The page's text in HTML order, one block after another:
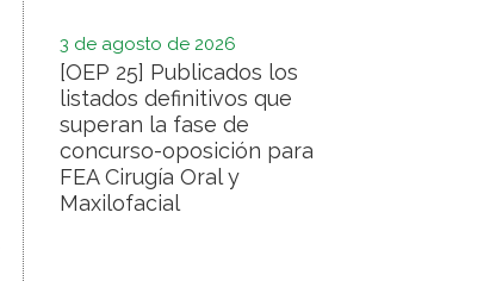
3 de agosto de 2026
[OEP 25] Publicados los
listados definitivos que
superan la fase de
concurso-oposición para
FEA Cirugía Oral y
Maxilofacial